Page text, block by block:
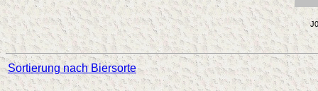
Sortierung nach Biersorte